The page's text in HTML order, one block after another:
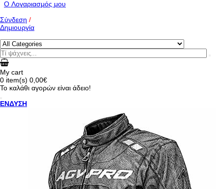
O Λογαριασμός μου
Σύνδεση /
Δημιουργία
My cart
0 item(s) 0,00€
Το καλάθι αγορών είναι άδειο!
ΕΝΔΥΣΗ